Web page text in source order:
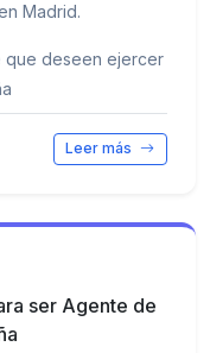
Madrid.
que deseen ejercer
Leer más
ser Agente de